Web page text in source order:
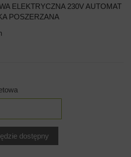
ELEKTRYCZNA 230V AUTOMAT
POSZERZANA